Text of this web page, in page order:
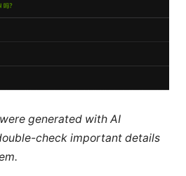
generated with AI
check important details